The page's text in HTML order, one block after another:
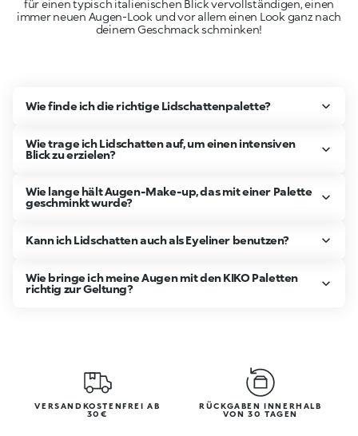
für einen typisch italienischen Blick vervollständigen, einen
immer neuen Augen-Look und vor allem einen Look ganz nach
deinem Geschmack schminken!
Wie finde ich die richtige Lidschattenpalette?
Wie trage ich Lidschatten auf, um einen intensiven
Blick zu erzielen?
Wie lange hält Augen-Make-up, das mit einer Palette
geschminkt wurde?
Kann ich Lidschatten auch als Eyeliner benutzen?
Wie bringe ich meine Augen mit den KIKO Paletten
richtig zur Geltung?
VERSANDKOSTENFREI AB
30€
RÜCKGABEN INNERHALB
VON 30 TAGEN